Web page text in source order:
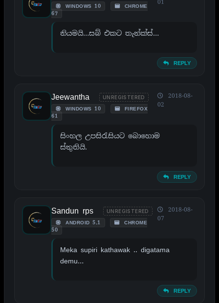
WINDOWS 10
CHROME
67
01
නියමයි…සබ් එකට තැන්ක්ස්…
REPLY
Jeewantha UNREGISTERED
WINDOWS 10
FIREFOX
61
2018-08-
02
සිංහල උපසිරැසියට බොහොම
ස්තුතියි.
REPLY
Sandun rps UNREGISTERED
ANDROID 5.1
CHROME
50
2018-08-
07
Meka supiri kathawak .. digatama
demu…
REPLY